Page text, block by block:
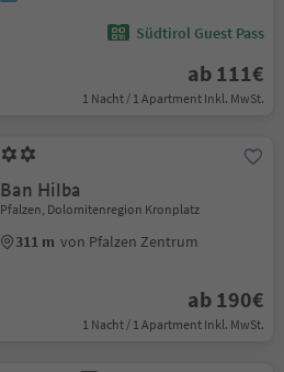
Südtirol Guest Pass
ab 111€
1 Nacht / 1 Apartment Inkl. MwSt.
Ban Hilba
Pfalzen, Dolomitenregion Kronplatz
311 m von Pfalzen Zentrum
ab 190€
1 Nacht / 1 Apartment Inkl. MwSt.